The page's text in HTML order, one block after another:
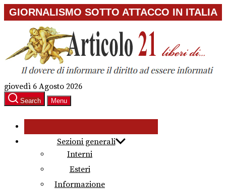
Skip
to
content
GIORNALISMO SOTTO ATTACCO IN ITALIA
giovedì 6 Agosto 2026
Search Menu
Sezioni generali
Interni
Esteri
Informazione